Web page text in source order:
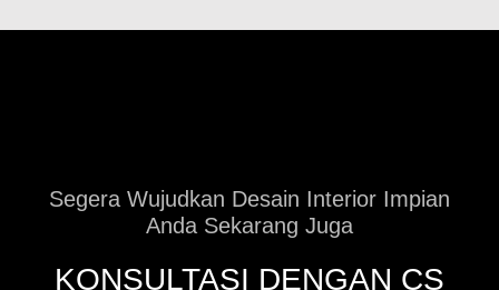
Segera Wujudkan Desain Interior Impian
Anda Sekarang Juga
KONSULTASI DENGAN CS